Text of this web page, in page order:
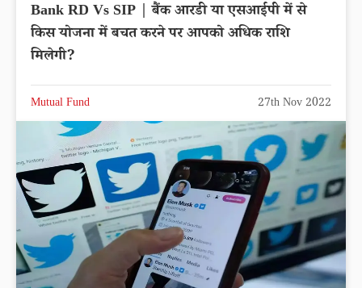
Bank RD Vs SIP | बैंक आरडी या एसआईपी में से
किस योजना में बचत करने पर आपको अधिक राशि
मिलेगी?
Mutual Fund 27th Nov 2022